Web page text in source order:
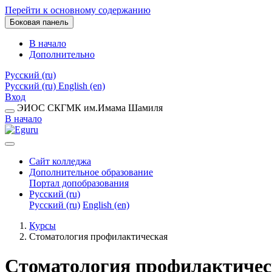
Перейти к основному содержанию
Боковая панель
В начало
Дополнительно
Русский ‎(ru)‎
Русский ‎(ru)‎ English ‎(en)‎
Вход
ЭИОС СКГМК им.Имама Шамиля
В начало
Сайт колледжа
Дополнительное образование
Портал допобразования
Русский ‎(ru)‎
Русский ‎(ru)‎ English ‎(en)‎
Курсы
Стоматология профилактическая
Стоматология